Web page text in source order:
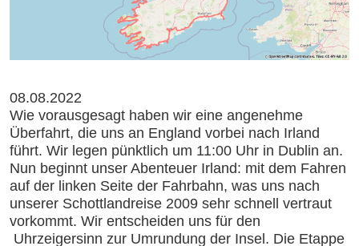
08.08.2022
Wie vorausgesagt haben wir eine angenehme
Überfahrt, die uns an England vorbei nach Irland
führt. Wir legen pünktlich um 11:00 Uhr in Dublin an.
Nun beginnt unser Abenteuer Irland: mit dem Fahren
auf der linken Seite der Fahrbahn, was uns nach
unserer Schottlandreise 2009 sehr schnell vertraut
vorkommt. Wir entscheiden uns für den
Uhrzeigersinn zur Umrundung der Insel. Die Etappe